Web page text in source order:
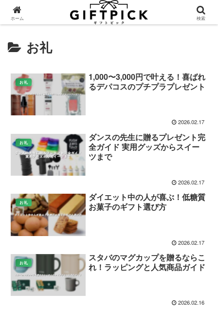
お礼
お礼
1,000〜3,000円で叶える！喜ばれ
るデパコスのプチプラプレゼント
2026.02.17
お礼
ダンスの先生に贈るプレゼント完
全ガイド 実用グッズからスイー
ツまで
2026.02.17
お礼
ダイエット中の人が喜ぶ！低糖質
お菓子のギフト選び方
2026.02.17
お礼
スタバのマグカップを贈るならこ
れ！ラッピングと人気商品ガイド
2026.02.16
ホーム 検索